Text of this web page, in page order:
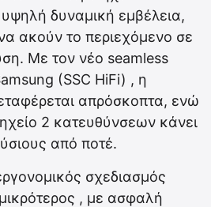
δυναμική εμβέλεια,
ακούν το περιεχόμενο σε
Με τον νέο seamless
(SSC HiFi) , η
απρόσκοπτα, ενώ
2 κατευθύνσεων κάνει
από ποτέ.
σχεδιασμός
μικρότερος , με ασφαλή